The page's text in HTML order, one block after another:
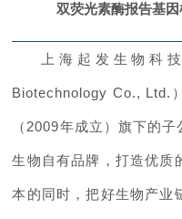
双荧光素酶报告基
上海起发生物科
Biotechnology Co., Ltd.
（2009年成立）旗下的
生物自有品牌，打造优质
本的同时，把好生物产业